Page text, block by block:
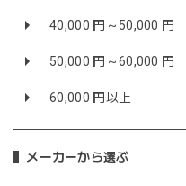
40,000 円～50,000 円
50,000 円～60,000 円
60,000 円以上
メーカーから選ぶ